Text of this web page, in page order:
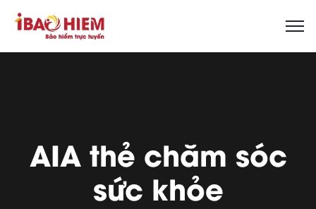
AIA thẻ chăm sóc
sức khỏe